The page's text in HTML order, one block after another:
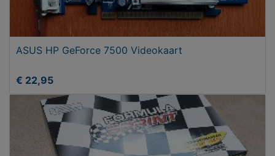
ASUS HP GeForce 7500 Videokaart
€ 22,95